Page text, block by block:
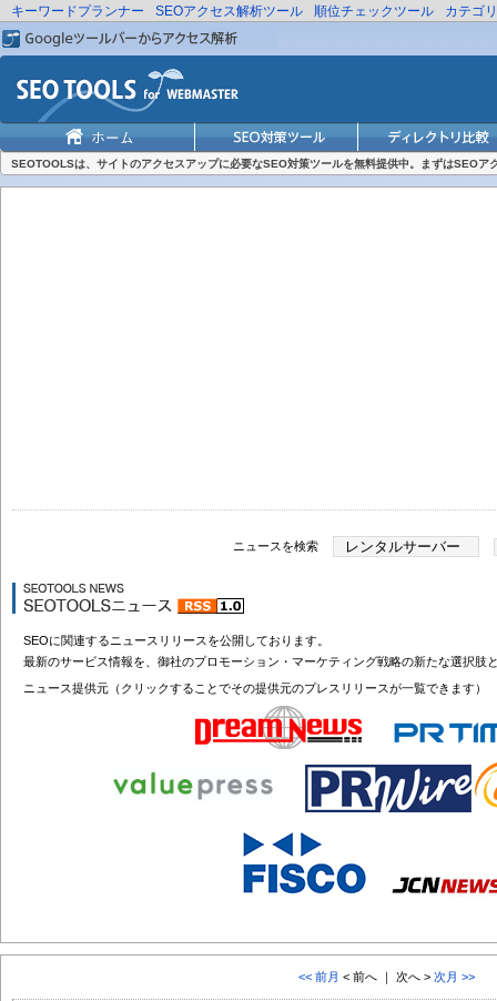
キーワードプランナー SEOアクセス解析ツール 順位チェックツール カテゴ
SEOTOOLSは、サイトのアクセスアップに必要なSEO対策ツールを無料提供中。まずはSEOア
ニュースを検索
SEOに関連するニュースリリースを公開しております。
最新のサービス情報を、御社のプロモーション・マーケティング戦略の新たな選択肢
ニュース提供元（クリックすることでその提供元のプレスリリースが一覧できます）
<< 前月 < 前へ ｜ 次へ > 次月 >>